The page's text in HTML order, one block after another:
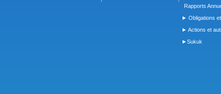
Rapports
► Obligations
► Actions et
►Sukuk